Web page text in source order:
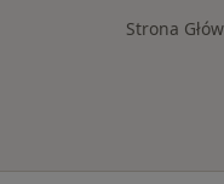
Strona